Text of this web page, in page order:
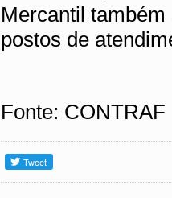
Mercantil
postos de
Fonte: CONTRAF